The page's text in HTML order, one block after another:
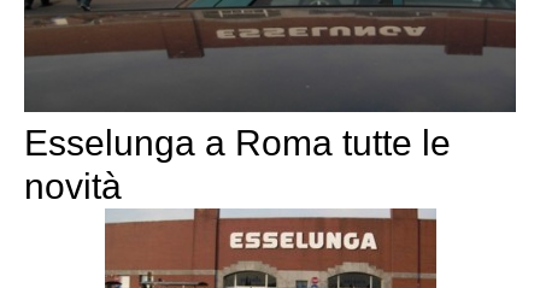
Esselunga a Roma tutte le
novità